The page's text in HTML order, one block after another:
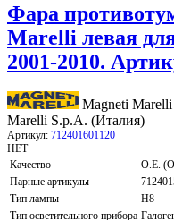
Фара
Marelli левая
2001-2010.
Magneti
Marelli S.p.A. (Италия)
Артикул: 712401601120
НЕТ
Качество
O.E.
Парные артикулы
Тип лампы
H8
Тип осветительного прибора